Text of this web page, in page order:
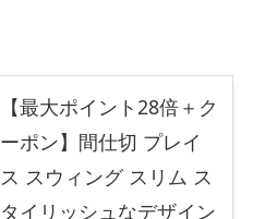
【最大ポイント28倍＋ク
ーポン】間仕切 プレイ
ス スウィング スリム ス
タイリッシュなデザイン